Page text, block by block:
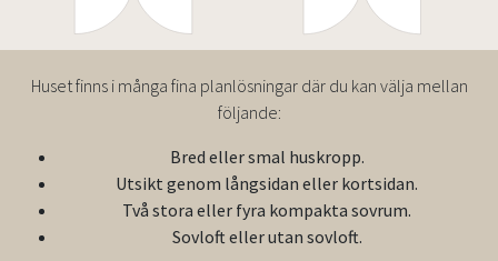
Huset finns i många fina planlösningar där du kan välja mellan
följande:
Bred eller smal huskropp.
Utsikt genom långsidan eller kortsidan.
Två stora eller fyra kompakta sovrum.
Sovloft eller utan sovloft.